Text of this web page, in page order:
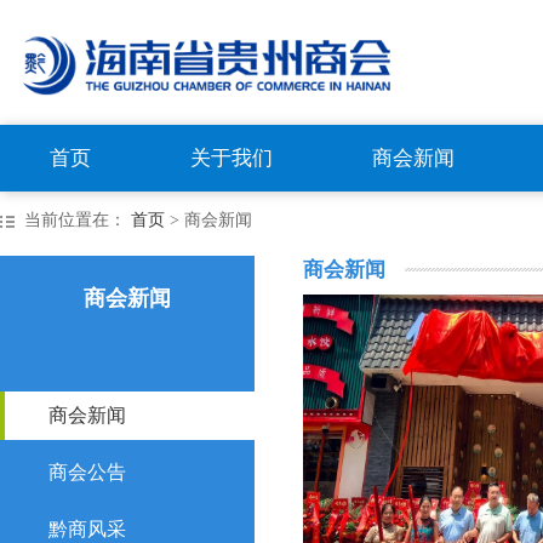
首页 关于我们 商会新闻
当前位置在： 首页 > 商会新闻
商会新闻
商会新闻
商会公告
黔商风采
商会新闻